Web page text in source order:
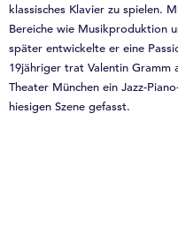
klassisches Klavier zu spielen.
Bereiche wie Musikproduktion
später entwickelte er eine
19jähriger trat Valentin Gramm
Theater München ein Jazz-
hiesigen Szene gefasst.